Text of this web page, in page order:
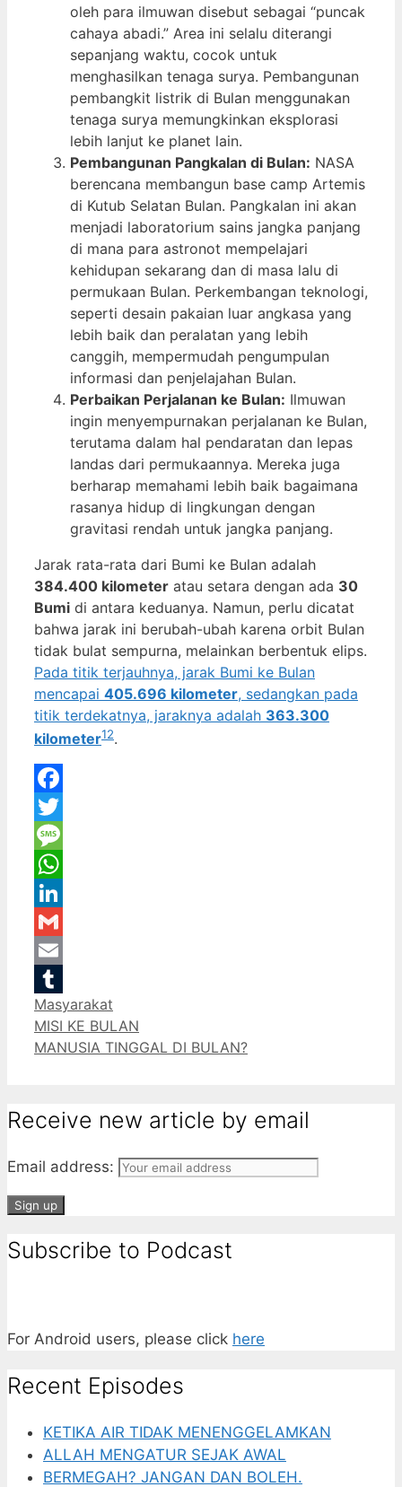
oleh para ilmuwan disebut sebagai “puncak
cahaya abadi.” Area ini selalu diterangi
sepanjang waktu, cocok untuk
menghasilkan tenaga surya. Pembangunan
pembangkit listrik di Bulan menggunakan
tenaga surya memungkinkan eksplorasi
lebih lanjut ke planet lain.
Pembangunan Pangkalan di Bulan: NASA
berencana membangun base camp Artemis
di Kutub Selatan Bulan. Pangkalan ini akan
menjadi laboratorium sains jangka panjang
di mana para astronot mempelajari
kehidupan sekarang dan di masa lalu di
permukaan Bulan. Perkembangan teknologi,
seperti desain pakaian luar angkasa yang
lebih baik dan peralatan yang lebih
canggih, mempermudah pengumpulan
informasi dan penjelajahan Bulan.
Perbaikan Perjalanan ke Bulan: Ilmuwan
ingin menyempurnakan perjalanan ke Bulan,
terutama dalam hal pendaratan dan lepas
landas dari permukaannya. Mereka juga
berharap memahami lebih baik bagaimana
rasanya hidup di lingkungan dengan
gravitasi rendah untuk jangka panjang.
Jarak rata-rata dari Bumi ke Bulan adalah
384.400 kilometer atau setara dengan ada 30
Bumi di antara keduanya. Namun, perlu dicatat
bahwa jarak ini berubah-ubah karena orbit Bulan
tidak bulat sempurna, melainkan berbentuk elips.
Pada titik terjauhnya, jarak Bumi ke Bulan
mencapai 405.696 kilometer, sedangkan pada
titik terdekatnya, jaraknya adalah 363.300
kilometer12.
Facebook
Twitter
Message
WhatsApp
LinkedIn
Gmail
Email
Tumblr
Categories
Masyarakat
MISI KE BULAN
MANUSIA TINGGAL DI BULAN?
Receive new article by email
Email address:
Subscribe to Podcast
For Android users, please click here
Recent Episodes
KETIKA AIR TIDAK MENENGGELAMKAN
ALLAH MENGATUR SEJAK AWAL
BERMEGAH? JANGAN DAN BOLEH.